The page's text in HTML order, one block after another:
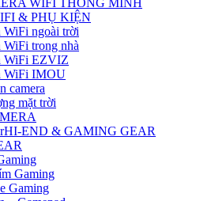
WIFI THÔNG MINH
& PHỤ KIỆN
WiFi ngoài trời
WiFi trong nhà
WiFi EZVIZ
WiFi IMOU
camera
mặt trời
HI-END & GAMING GEAR
Gaming
Gaming